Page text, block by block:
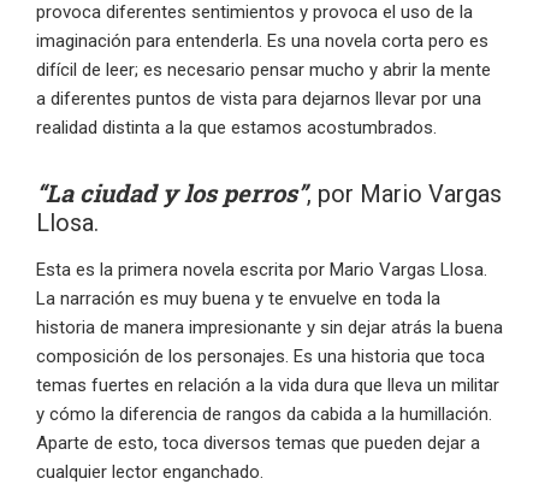
provoca diferentes sentimientos y provoca el uso de la
imaginación para entenderla. Es una novela corta pero es
difícil de leer; es necesario pensar mucho y abrir la mente
a diferentes puntos de vista para dejarnos llevar por una
realidad distinta a la que estamos acostumbrados.
“La ciudad y los perros”, por Mario Vargas
Llosa.
Esta es la primera novela escrita por Mario Vargas Llosa.
La narración es muy buena y te envuelve en toda la
historia de manera impresionante y sin dejar atrás la buena
composición de los personajes. Es una historia que toca
temas fuertes en relación a la vida dura que lleva un militar
y cómo la diferencia de rangos da cabida a la humillación.
Aparte de esto, toca diversos temas que pueden dejar a
cualquier lector enganchado.